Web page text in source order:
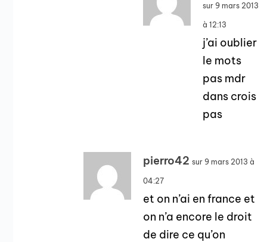
sur 9 mars 2013
à 12:13
j’ai oublier
le mots
pas mdr
dans crois
pas
pierro42 sur 9 mars 2013 à
04:27
et on n’ai en france et
on n’a encore le droit
de dire ce qu’on